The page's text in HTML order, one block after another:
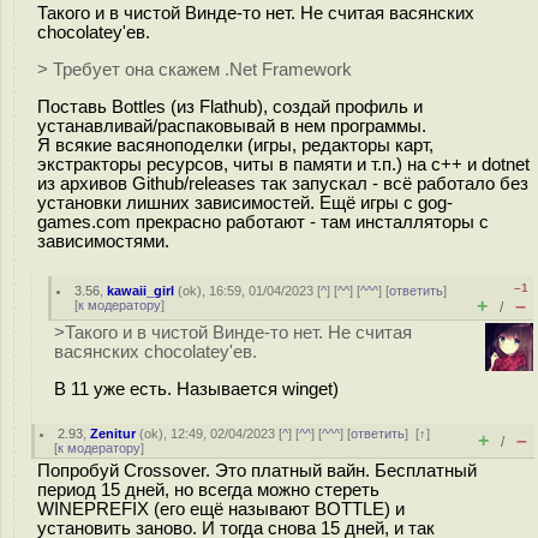
Такого и в чистой Винде-то нет. Не считая васянских
chocolatey'ев.
> Требует она скажем .Net Framework
Поставь Bottles (из Flathub), создай профиль и
устанавливай/распаковывай в нем программы.
Я всякие васяноподелки (игры, редакторы карт,
экстракторы ресурсов, читы в памяти и т.п.) на с++ и dotnet
из архивов Github/releases так запускал - всё работало без
установки лишних зависимостей. Ещё игры с gog-
games.com прекрасно работают - там инсталляторы с
зависимостями.
3.56 ,kawaii_girl (ok), 16:59, 01/04/2023 [^] [^^] [^^^] [ответить]
[к модератору]
–1
+ / –
>Такого и в чистой Винде-то нет. Не считая
васянских chocolatey'ев.
В 11 уже есть. Называется winget)
2.93 ,Zenitur(ok), 12:49, 02/04/2023 [^] [^^] [^^^] [ответить][↑]
[к модератору] + / –
Попробуй Crossover. Это платный вайн. Бесплатный
период 15 дней, но всегда можно стереть
WINEPREFIX (его ещё называют BOTTLE) и
установить заново. И тогда снова 15 дней, и так